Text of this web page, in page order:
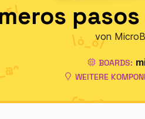
von
BOARDS:
WEITERE